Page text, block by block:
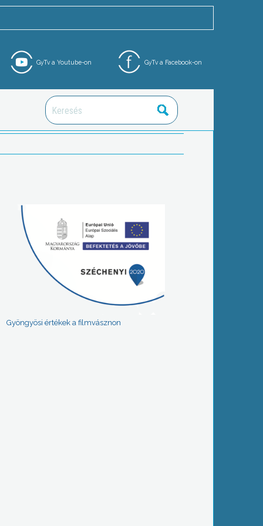
GyTv a Facebook-on
GyTv a Youtube-on
Gyöngyösi értékek a filmvásznon